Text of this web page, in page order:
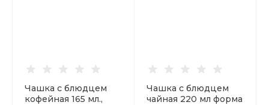
Чашка с блюдцем
кофейная 165 мл.,
Чашка с блюдцем
чайная 220 мл форма